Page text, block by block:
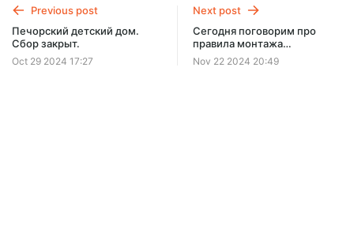
Previous post
Печорский детский дом.
Сбор закрыт.
Oct 29 2024 17:27
Next post
Сегодня поговорим про
правила монтажа
радиаторов отопления
Nov 22 2024 20:49